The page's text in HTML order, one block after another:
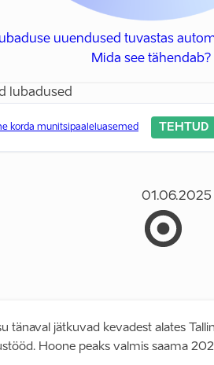
uuendused tuvastas
Mida see tähendab?
lubadused
korda munitsipaaleluasemed TEHTUD
01.06.2025
tänaval jätkuvad kevadest alates
Hoone peaks valmis saama